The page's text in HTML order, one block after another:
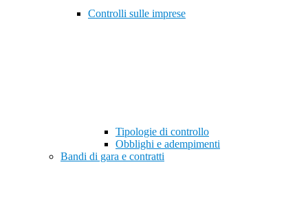
Controlli sulle imprese
Tipologie di controllo
Obblighi e adempimenti
Bandi di gara e contratti